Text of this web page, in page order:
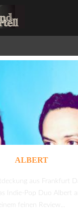
ALBERT
aus Frankfurt
Indie-Pop Duo Albert
feinen Review...